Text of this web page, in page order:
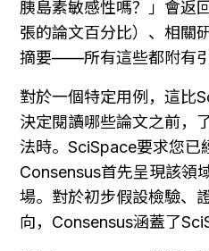
胰島素敏感性嗎？」會返
張的論文百分比）、相關
摘要——所有這些都附有引
對於一個特定用例，這比
決定閱讀哪些論文之前，
法時。SciSpace要求您已
Consensus首先呈現該領
場。對於初步假設檢驗、
向，Consensus涵蓋了